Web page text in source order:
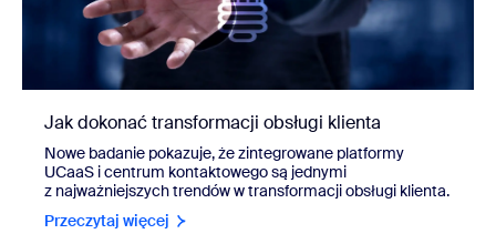
Jak dokonać transformacji obsługi klienta
Nowe badanie pokazuje, że zintegrowane platformy
UCaaS i centrum kontaktowego są jednymi
z najważniejszych trendów w transformacji obsługi klienta.
Przeczytaj więcej